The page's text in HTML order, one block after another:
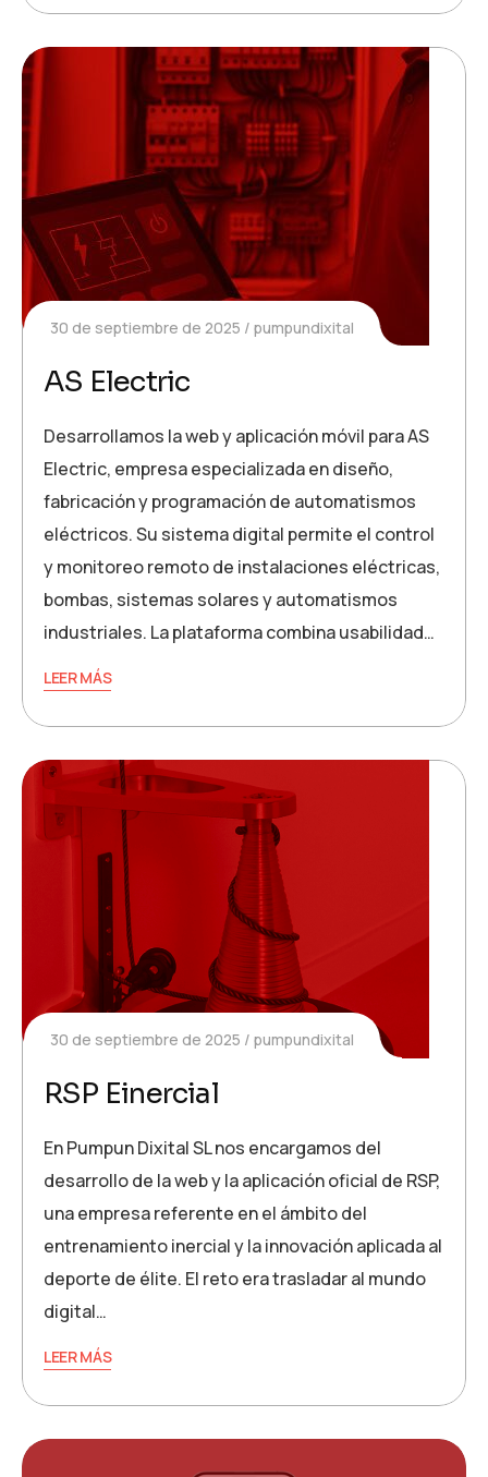
30 de septiembre de 2025 pumpundixital
AS Electric
Desarrollamos la web y aplicación móvil para AS
Electric, empresa especializada en diseño,
fabricación y programación de automatismos
eléctricos. Su sistema digital permite el control
y monitoreo remoto de instalaciones eléctricas,
bombas, sistemas solares y automatismos
industriales. La plataforma combina usabilidad…
LEER MÁS
30 de septiembre de 2025 pumpundixital
RSP Einercial
En Pumpun Dixital SL nos encargamos del
desarrollo de la web y la aplicación oficial de RSP,
una empresa referente en el ámbito del
entrenamiento inercial y la innovación aplicada al
deporte de élite. El reto era trasladar al mundo
digital…
LEER MÁS